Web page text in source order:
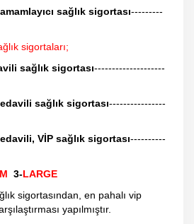
sağlık sigortası---------
sigortaları;
sağlık sigortası--------------------
sağlık sigortası----------------
VİP sağlık sigortası----------
3-LARGE
sigortasından, en pahalı vip
yapılmıştır.